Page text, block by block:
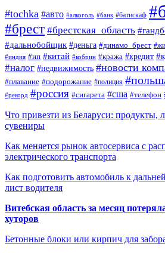
#tochka #авто #алкоголь #банк #батискаф
#брест #брестская_область
#дальнобойщик #деньга #динамо_брест
#индия #ип #китай #кобрин #кража #кредит
#налог #недвижимость #новости
#плавание #подорожание #полиция
#рекорд #россия #сигарета #сша #телефон
Что привезти из Беларуси: продукты,
сувениры
Как меняется рынок автосервиса с
электрического транспорта
Как подготовить автомобиль к
лист водителя
Витебская область за месяц
хуторов
Бетонные блоки или кирпич для